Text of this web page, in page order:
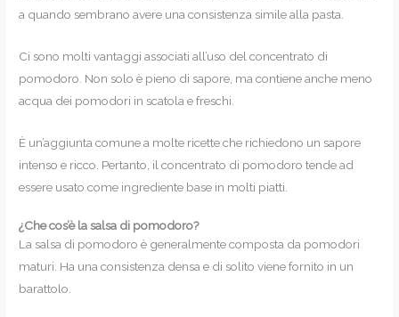
a quando sembrano avere una consistenza simile alla pasta.
Ci sono molti vantaggi associati all’uso del concentrato di
pomodoro. Non solo è pieno di sapore, ma contiene anche meno
acqua dei pomodori in scatola e freschi.
È un’aggiunta comune a molte ricette che richiedono un sapore
intenso e ricco. Pertanto, il concentrato di pomodoro tende ad
essere usato come ingrediente base in molti piatti.
¿Che cos’è la salsa di pomodoro?
La salsa di pomodoro è generalmente composta da pomodori
maturi. Ha una consistenza densa e di solito viene fornito in un
barattolo.